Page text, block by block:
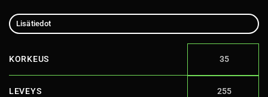
Lisätiedot
KORKEUS 35
LEVEYS 255